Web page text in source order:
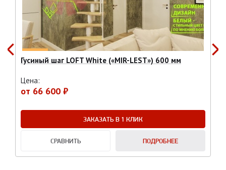
Гусиный шаг LOFT White («MIR-LEST») 600 мм
Цена:
от 66 600 ₽
ЗАКАЗАТЬ В 1 КЛИК
СРАВНИТЬ ПОДРОБНЕЕ